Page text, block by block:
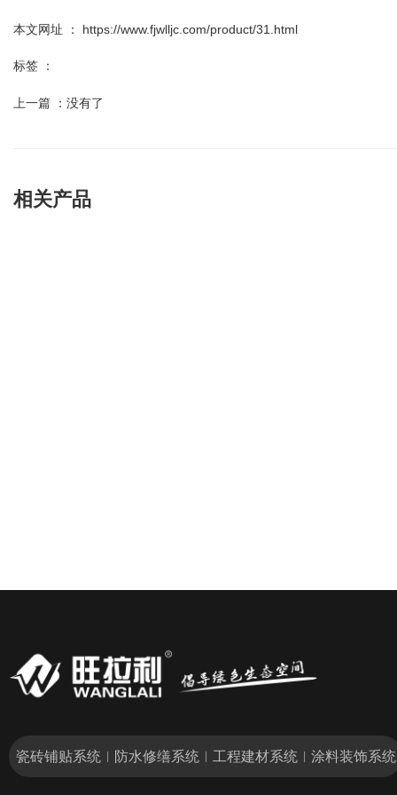
本文网址 ： https://www.fjwlljc.com/product/31.html
标签 ：
上一篇 ： 没有了
相关产品
瓷砖铺贴系统 防水修缮系统 工程建材系统 涂料装饰系统